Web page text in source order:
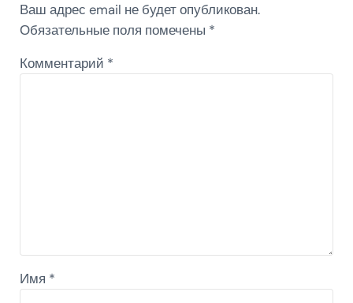
Ваш адрес email не будет опубликован.
Обязательные поля помечены *
Комментарий *
Имя *